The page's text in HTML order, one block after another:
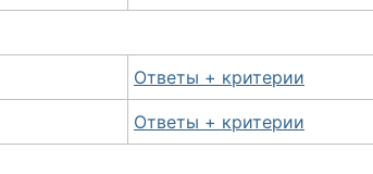
Ответы + критерии
Ответы + критерии